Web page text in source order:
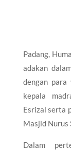
Padang,
adakan
dengan
kepala
Esrizal serta
Masjid Nurus
Dalam